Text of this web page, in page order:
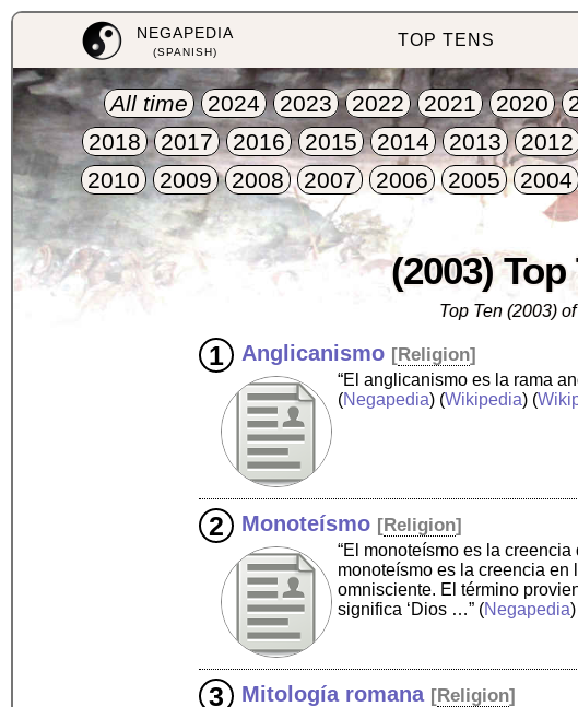
NEGAPEDIA
(SPANISH)
TOP TENS
All time 2024 2023 2022 2021 2020
2018
2017 2016 2015 2014 2013 2012
2010
2009 2008 2007 2006 2005 2004
(2003)
Top Ten (2003) of
Anglicanismo [Religion]
“El anglicanismo es la rama
(Negapedia) (Wikipedia) (
Monoteísmo [Religion]
“El monoteísmo es la
monoteísmo es la creencia en
omnisciente. El término
significa ‘Dios …” (Negapedia
Mitología romana [Religion]